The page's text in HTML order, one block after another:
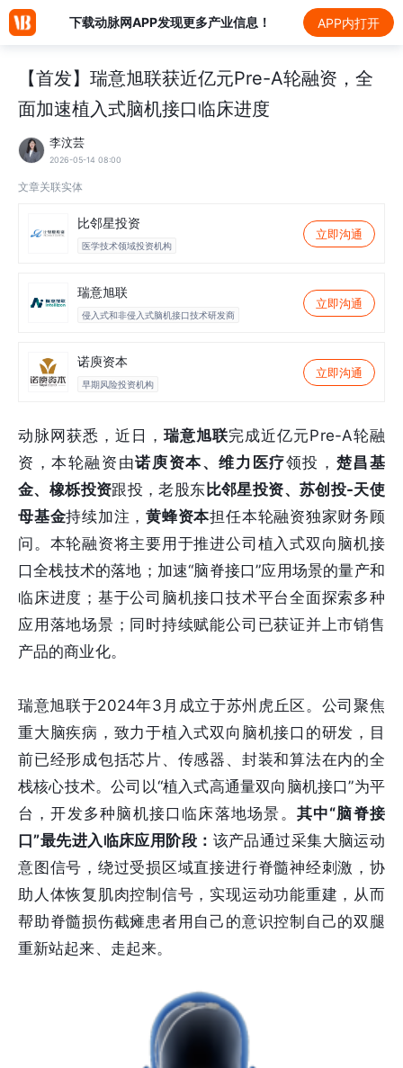
下载动脉网APP发现更多产业信息！ APP内打开
【首发】瑞意旭联获近亿元Pre-A轮融资，全
面加速植入式脑机接口临床进度
李汶芸
2026-05-14 08:00
文章关联实体
比邻星投资
医学技术领域投资机构
立即沟通
瑞意旭联
侵入式和非侵入式脑机接口技术研发商
立即沟通
诺庾资本
早期风险投资机构
立即沟通
动脉网获悉，近日，瑞意旭联完成近亿元Pre-A轮融
资，本轮融资由诺庾资本、维力医疗领投， 楚昌基
金、橡栎投资跟投，老股东 比邻星投资、苏创投-天使
母基金持续加注，黄蜂资本担任本轮融资独家财务顾
问。本轮融资将主要用于推进公司植入式双向脑机接
口全栈技术的落地；加速“脑脊接口”应用场景的量产和
临床进度；基于公司脑机接口技术平台全面探索多种
应用落地场景；同时持续赋能公司已获证并上市销售
产品的商业化。
瑞意旭联于2024年3月成立于苏州虎丘区。公司聚焦
重大脑疾病，致力于植入式双向脑机接口的研发，目
前已经形成包括芯片、传感器、封装和算法在内的全
栈核心技术。公司以“植入式高通量双向脑机接口”为平
台，开发多种脑机接口临床落地场景。 其中“脑脊接
口”最先进入临床应用阶段： 该产品通过采集大脑运动
意图信号，绕过受损区域直接进行脊髓神经刺激，协
助人体恢复肌肉控制信号，实现运动功能重建，从而
帮助脊髓损伤截瘫患者用自己的意识控制自己的双腿
重新站起来、走起来。